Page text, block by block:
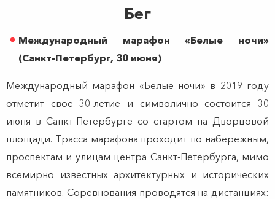
Бег
Международный марафон «Белые ночи»
(Санкт-Петербург, 30 июня)
Международный марафон «Белые ночи» в 2019 году
отметит свое 30-летие и символично состоится 30
июня в Санкт-Петербурге со стартом на Дворцовой
площади. Трасса марафона проходит по набережным,
проспектам и улицам центра Санкт-Петербурга, мимо
всемирно известных архитектурных и исторических
памятников. Соревнования проводятся на дистанциях: